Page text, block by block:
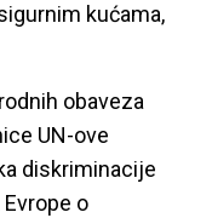
kućama,
obaveza
UN-ove
diskriminacije
o